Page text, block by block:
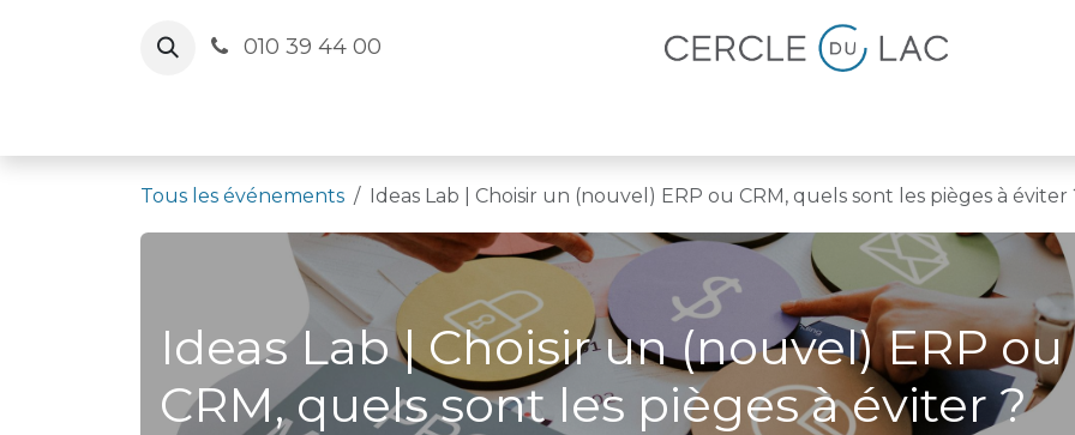
010 39 44 00
Tous les événements Ideas Lab | Choisir un (nouvel) ERP ou CRM, quels sont les pièges à éviter
Ideas Lab | Choisir un (nouvel) ERP ou
CRM, quels sont les pièges à éviter ?